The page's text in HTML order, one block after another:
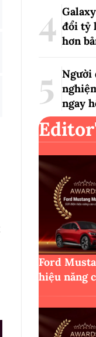
đổi tỷ
hơn
Người
ngay
Ford
hiệu năng